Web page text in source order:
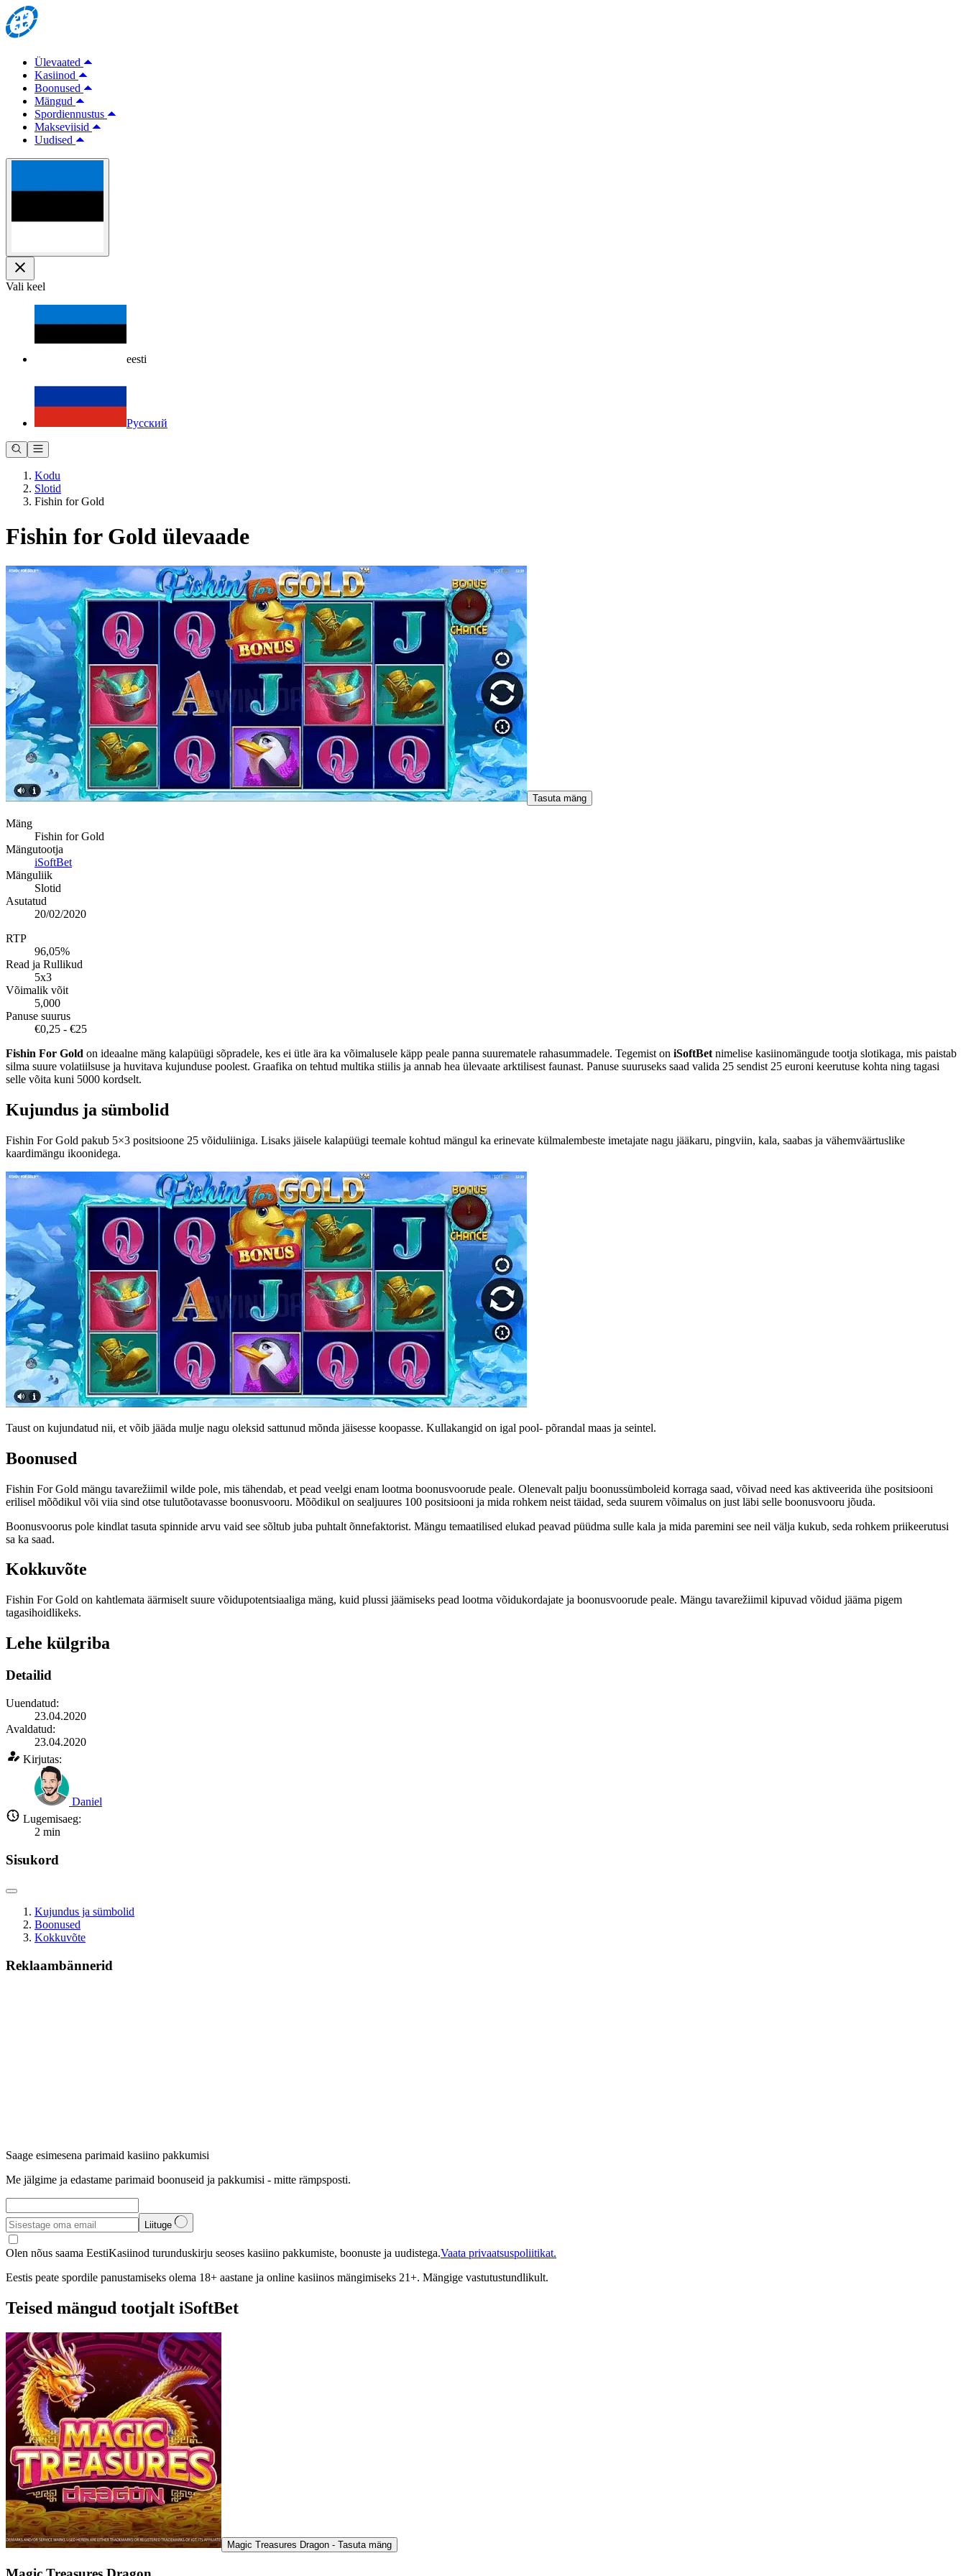
Ülevaated
Kasiinod
Boonused
Mängud
Spordiennustus
Makseviisid
Uudised
Vali keel
eesti
Русский
Kodu
Slotid
Fishin for Gold
Fishin for Gold ülevaade
Tasuta mäng
Mäng
Fishin for Gold
Mängutootja
iSoftBet
Mänguliik
Slotid
Asutatud
20/02/2020
RTP
96,05%
Read ja Rullikud
5x3
Võimalik võit
5,000
Panuse suurus
€0,25 - €25
Fishin For Gold on ideaalne mäng kalapüügi sõpradele, kes ei ütle ära ka võimalusele käpp peale panna suurematele rahasummadele. Tegemist on iSoftBet nimelise kasiinomängude tootja slotikaga, mis paistab
silma suure volatiilsuse ja huvitava kujunduse poolest. Graafika on tehtud multika stiilis ja annab hea ülevaate arktilisest faunast. Panuse suuruseks saad valida 25 sendist 25 euroni keerutuse kohta ning tagasi
selle võita kuni 5000 kordselt.
Kujundus ja sümbolid
Fishin For Gold pakub 5×3 positsioone 25 võiduliiniga. Lisaks jäisele kalapüügi teemale kohtud mängul ka erinevate külmalembeste imetajate nagu jääkaru, pingviin, kala, saabas ja vähemväärtuslike
kaardimängu ikoonidega.
Taust on kujundatud nii, et võib jääda mulje nagu oleksid sattunud mõnda jäisesse koopasse. Kullakangid on igal pool- põrandal maas ja seintel.
Boonused
Fishin For Gold mängu tavarežiimil wilde pole, mis tähendab, et pead veelgi enam lootma boonusvoorude peale. Olenevalt palju boonussümboleid korraga saad, võivad need kas aktiveerida ühe positsiooni
erilisel mõõdikul või viia sind otse tulutõotavasse boonusvooru. Mõõdikul on sealjuures 100 positsiooni ja mida rohkem neist täidad, seda suurem võimalus on just läbi selle boonusvooru jõuda.
Boonusvoorus pole kindlat tasuta spinnide arvu vaid see sõltub juba puhtalt õnnefaktorist. Mängu temaatilised elukad peavad püüdma sulle kala ja mida paremini see neil välja kukub, seda rohkem priikeerutusi
sa ka saad.
Kokkuvõte
Fishin For Gold on kahtlemata äärmiselt suure võidupotentsiaaliga mäng, kuid plussi jäämiseks pead lootma võidukordajate ja boonusvoorude peale. Mängu tavarežiimil kipuvad võidud jääma pigem
tagasihoidlikeks.
Lehe külgriba
Detailid
Uuendatud:
23.04.2020
Avaldatud:
23.04.2020
Kirjutas:
Daniel
Lugemisaeg:
2 min
Sisukord
Kujundus ja sümbolid
Boonused
Kokkuvõte
Reklaambännerid
Saage esimesena parimaid kasiino pakkumisi
Me jälgime ja edastame parimaid boonuseid ja pakkumisi - mitte rämpsposti.
Liituge
Olen nõus saama EestiKasiinod turunduskirju seoses kasiino pakkumiste, boonuste ja uudistega.Vaata privaatsuspoliitikat.
Eestis peate spordile panustamiseks olema 18+ aastane ja online kasiinos mängimiseks 21+. Mängige vastutustundlikult.
Teised mängud tootjalt iSoftBet
Magic Treasures Dragon - Tasuta mäng